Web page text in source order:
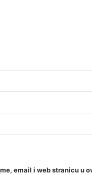
email i web stranicu u